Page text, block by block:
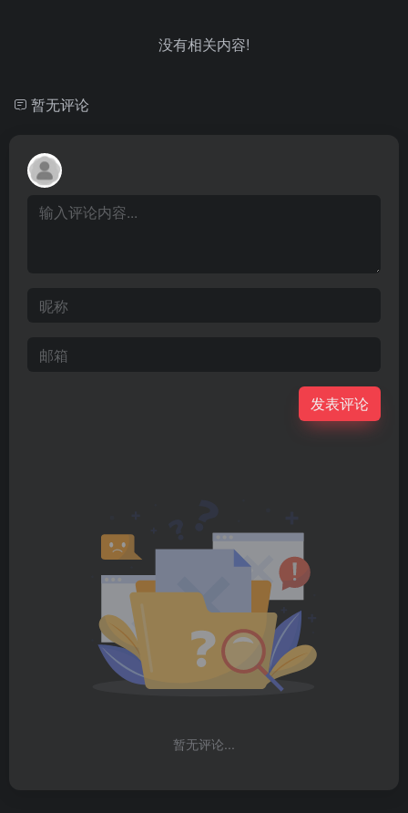
没有相关内容!
暂无评论
发表评论
暂无评论...